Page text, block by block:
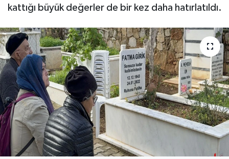
kattığı büyük değerler de bir kez daha hatırlatıldı.
Hakkari Haber
İLGİNÇ HABERLER
KADIN
KÜLTÜR SANAT
MAGAZİN
MAKALE